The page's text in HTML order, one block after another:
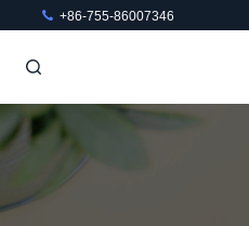
+86-755-86007346